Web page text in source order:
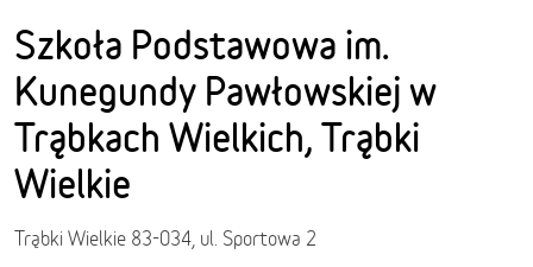
Szkoła Podstawowa im.
Kunegundy Pawłowskiej w
Trąbkach Wielkich, Trąbki
Wielkie
Trąbki Wielkie 83-034, ul. Sportowa 2